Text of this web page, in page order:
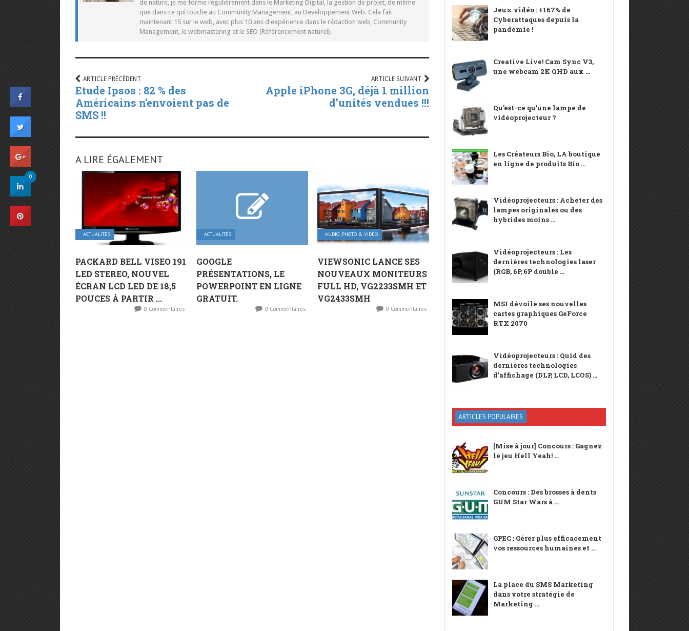
de nature, je me forme régulièrement dans le Marketing Digital, la gestion de projet, de même
que dans ce qui touche au Community Management, au Developpement Web. Cela fait
maintenant 15 sur le web, avec plus 10 ans d'expérience dans le rédaction web, Community
Management, le webmastering et le SEO (Référencement naturel).
ARTICLE PRÉCÉDENT
Etude Ipsos : 82 % des
Américains n’envoient pas de
SMS !!
ARTICLE SUIVANT
Apple iPhone 3G, déjà 1 million
d’unités vendues !!!
A LIRE ÉGALEMENT
ACTUALITÉS
PACKARD BELL VISEO 191
LED STEREO, NOUVEL
ÉCRAN LCD LED DE 18,5
POUCES À PARTIR ...
0 Commentaires
ACTUALITÉS
GOOGLE
PRÉSENTATIONS, LE
POWERPOINT EN LIGNE
GRATUIT.
0 Commentaires
AUDIO, PHOTO & VIDÉO
VIEWSONIC LANCE SES
NOUVEAUX MONITEURS
FULL HD, VG2233SMH ET
VG2433SMH
0 Commentaires
Jeux vidéo : +167% de
Cyberattaques depuis la
pandémie !
Creative Live! Cam Sync V3,
une webcam 2K QHD aux ...
Qu’est-ce qu’une lampe de
vidéoprojecteur ?
Les Créateurs Bio, LA boutique
en ligne de produits Bio ...
Vidéoprojecteurs : Acheter des
lampes originales ou des
hybrides moins ...
Vidéoprojecteurs : Les
dernières technologies laser
(RGB, 6P, 6P double ...
MSI dévoile ses nouvelles
cartes graphiques GeForce
RTX 2070
Vidéoprojecteurs : Quid des
dernières technologies
d’affichage (DLP, LCD, LCOS) ...
ARTICLES POPULAIRES
[Mise à jour] Concours : Gagnez
le jeu Hell Yeah! ...
Concours : Des brosses à dents
GUM Star Wars à ...
GPEC : Gérer plus efficacement
vos ressources humaines et ...
La place du SMS Marketing
dans votre stratégie de
Marketing ...
0